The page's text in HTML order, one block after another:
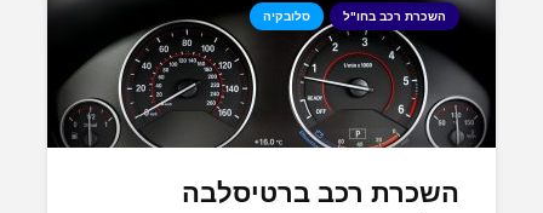
השכרת רכב בחו"ל סלובקיה
השכרת רכב ברטיסלבה